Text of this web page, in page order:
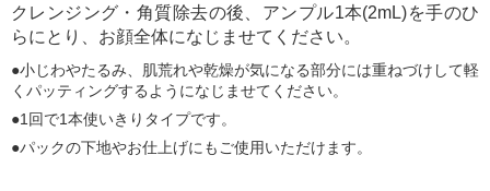
クレンジング・角質除去の後、アンプル1本(2mL)を手のひ
らにとり、お顔全体になじませてください。
小じわやたるみ、肌荒れや乾燥が気になる部分には重ねづけして軽
くパッティングするようになじませてください。
1回で1本使いきりタイプです。
パックの下地やお仕上げにもご使用いただけます。